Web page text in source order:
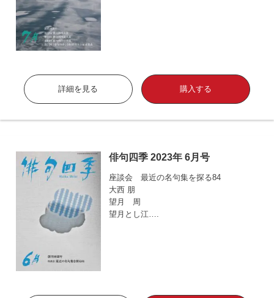
詳細を見る 購入する
俳句四季 2023年 6月号
座談会 最近の名句集を探る84
大西 朋
望月 周
望月とし江….